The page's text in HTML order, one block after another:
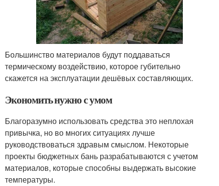
Большинство материалов будут поддаваться
термическому воздействию, которое губительно
скажется на эксплуатации дешёвых составляющих.
Экономить нужно с умом
Благоразумно использовать средства это неплохая
привычка, но во многих ситуациях лучше
руководствоваться здравым смыслом. Некоторые
проекты бюджетных бань разрабатываются с учетом
материалов, которые способны выдержать высокие
температуры.